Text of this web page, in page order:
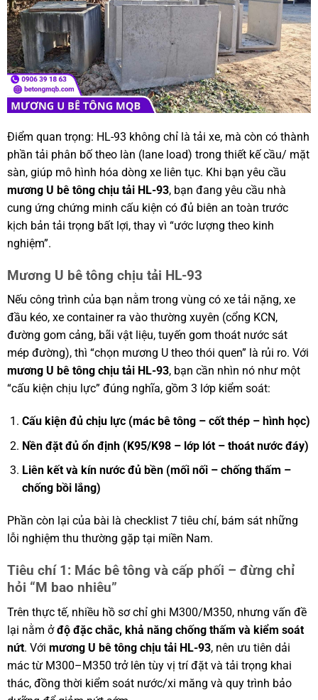
Điểm quan trọng: HL-93 không chỉ là tải xe, mà còn có thành
phần tải phân bố theo làn (lane load) trong thiết kế cầu/ mặt
sàn, giúp mô hình hóa dòng xe liên tục. Khi bạn yêu cầu
mương U bê tông chịu tải HL-93, bạn đang yêu cầu nhà
cung ứng chứng minh cấu kiện có đủ biên an toàn trước
kịch bản tải trọng bất lợi, thay vì “ước lượng theo kinh
nghiệm”.
Mương U bê tông chịu tải HL-93
Nếu công trình của bạn nằm trong vùng có xe tải nặng, xe
đầu kéo, xe container ra vào thường xuyên (cổng KCN,
đường gom cảng, bãi vật liệu, tuyến gom thoát nước sát
mép đường), thì “chọn mương U theo thói quen” là rủi ro. Với
mương U bê tông chịu tải HL-93, bạn cần nhìn nó như một
“cấu kiện chịu lực” đúng nghĩa, gồm 3 lớp kiểm soát:
Cấu kiện đủ chịu lực (mác bê tông – cốt thép – hình học)
Nền đặt đủ ổn định (K95/K98 – lớp lót – thoát nước đáy)
Liên kết và kín nước đủ bền (mối nối – chống thấm –
chống bồi lắng)
Phần còn lại của bài là checklist 7 tiêu chí, bám sát những
lỗi nghiệm thu thường gặp tại miền Nam.
Tiêu chí 1: Mác bê tông và cấp phối – đừng chỉ
hỏi “M bao nhiêu”
Trên thực tế, nhiều hồ sơ chỉ ghi M300/M350, nhưng vấn đề
lại nằm ởđộ đặc chắc, khả năng chống thấm và kiểm soát
nứt. Với mương U bê tông chịu tải HL-93, nên ưu tiên dải
mác từ M300–M350 trở lên tùy vị trí đặt và tải trọng khai
thác, đồng thời kiểm soát nước/xi măng và quy trình bảo